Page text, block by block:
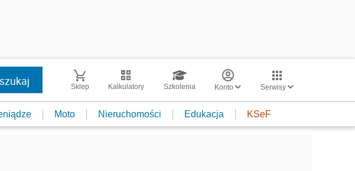
Sklep Kalkulatory Szkolenia Konto Serwisy
Moto Nieruchomości Edukacja KSeF